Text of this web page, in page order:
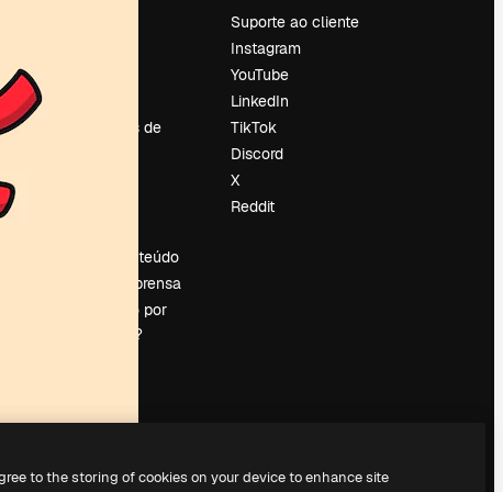
Tendências de
Vender conteúdo
Sala de imprensa
Procurando por
magnific.ai?
Suporte ao cliente
Instagram
YouTube
LinkedIn
TikTok
Discord
X
Reddit
to the storing of cookies on your device to enhance site